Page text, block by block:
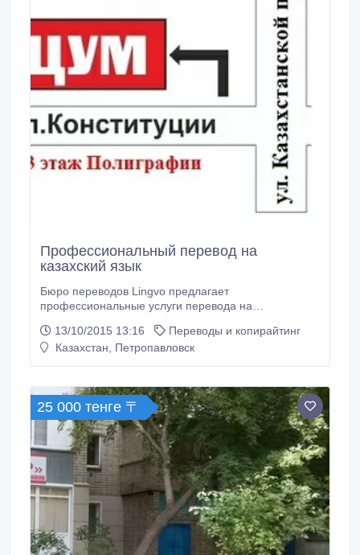
Профессиональный перевод на
казахский язык
Бюро переводов Lingvo предлагает
профессиональные услуги перевода на
(английский, турецкий, украинский, узбекский и
другие). Краткие сроки, высокое качество. ул.
13/10/2015 13:16
Переводы и копирайтинг
Казахстан, Петропавловск
25 000 тенге 〒